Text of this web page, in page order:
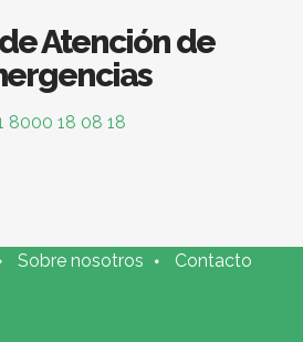
Atención de
8000 18 08 18
Sobre nosotros Contacto